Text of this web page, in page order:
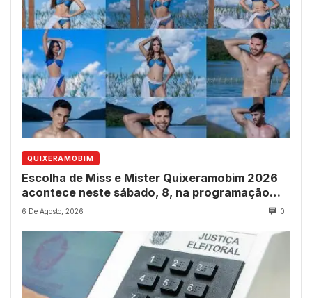
QUIXERAMOBIM
Escolha de Miss e Mister Quixeramobim 2026
acontece neste sábado, 8, na programação
dos 237 anos do município
6 De Agosto, 2026 0